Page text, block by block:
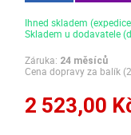
Ihned skladem
Skladem u dodavatele
Záruka: 24 měsíců
Cena dopravy za balík
2 523,00